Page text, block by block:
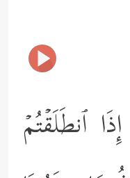
ٱنطَلَقۡتُمۡ